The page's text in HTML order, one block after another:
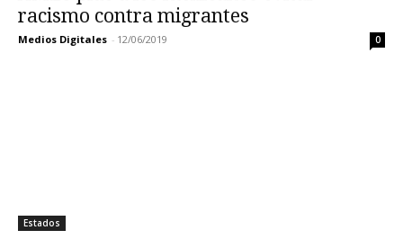
racismo contra migrantes
Medios Digitales - 12/06/2019 0
Estados